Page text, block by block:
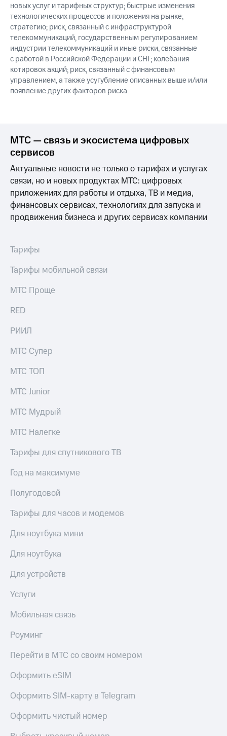
новых услуг и тарифных структур; быстрые изменения
технологических процессов и положения на рынке;
стратегию; риск, связанный с инфраструктурой
телекоммуникаций, государственным регулированием
индустрии телекоммуникаций и иные риски, связанные
с работой в Российской Федерации и СНГ; колебания
котировок акций; риск, связанный с финансовым
управлением, а также усугубление описанных выше и/или
появление других факторов риска.
МТС — связь и экосистема цифровых
сервисов
Актуальные новости не только о тарифах и услугах
связи, но и новых продуктах МТС: цифровых
приложениях для работы и отдыха, ТВ и медиа,
финансовых сервисах, технологиях для запуска и
продвижения бизнеса и других сервисах компании
Тарифы
Тарифы мобильной связи
МТС Проще
RED
РИИЛ
МТС Супер
МТС ТОП
МТС Junior
МТС Мудрый
МТС Налегке
Тарифы для спутникового ТВ
Год на максимуме
Полугодовой
Тарифы для часов и модемов
Для ноутбука мини
Для ноутбука
Для устройств
Услуги
Мобильная связь
Роуминг
Перейти в МТС со своим номером
Оформить eSIM
Оформить SIM-карту в Telegram
Оформить чистый номер